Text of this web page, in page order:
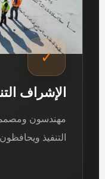
✓
الإشراف
مهندسون
التنفيذ